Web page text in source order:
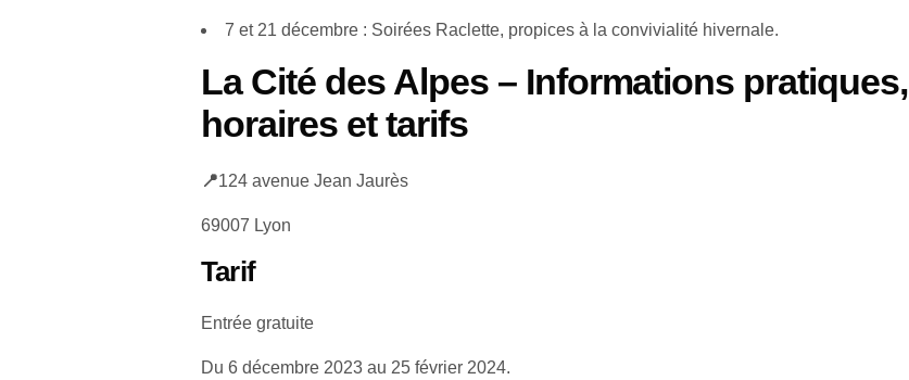
7 et 21 décembre : Soirées Raclette, propices à la convivialité hivernale.
La Cité des Alpes – Informations pratiques,
horaires et tarifs
📍124 avenue Jean Jaurès
69007 Lyon
Tarif
Entrée gratuite
Du 6 décembre 2023 au 25 février 2024.